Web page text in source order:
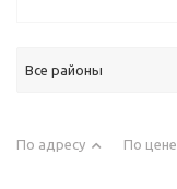
Все районы
По адресу По цене